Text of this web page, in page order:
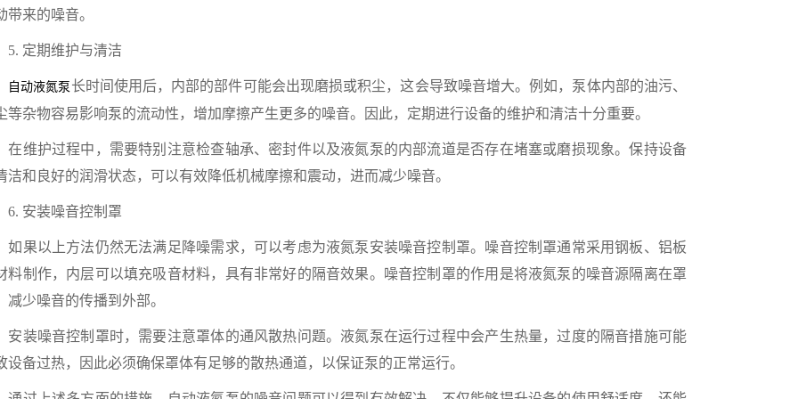
带来的噪音。
定期维护与清洁
自动液氮泵 长时间使用后，内部的部件可能会出现磨损或积尘，这会导致噪音增大。例如，泵体内部的油污、
等杂物容易影响泵的流动性，增加摩擦产生更多的噪音。因此，定期进行设备的维护和清洁十分重要。
护过程中，需要特别注意检查轴承、密封件以及液氮泵的内部流道是否存在堵塞或磨损现象。保持设备
洁和良好的润滑状态，可以有效降低机械摩擦和震动，进而减少噪音。
安装噪音控制罩
以上方法仍然无法满足降噪需求，可以考虑为液氮泵安装噪音控制罩。噪音控制罩通常采用钢板、铝板
料制作，内层可以填充吸音材料，具有非常好的隔音效果。噪音控制罩的作用是将液氮泵的噪音源隔离在罩
减少噪音的传播到外部。
噪音控制罩时，需要注意罩体的通风散热问题。液氮泵在运行过程中会产生热量，过度的隔音措施可能
设备过热，因此必须确保罩体有足够的散热通道，以保证泵的正常运行。